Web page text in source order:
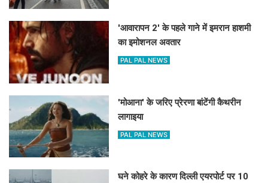
'आवारापन 2' के पहले गाने में इमरान हाशमी
का इमोशनल अवतार
PAL PAL NEWS
'मोआना' के जरिए प्रेरणा बांटेंगी कैथरीन
लागाइया
PAL PAL NEWS
घने कोहरे के कारण दिल्ली एयरपोर्ट पर 10